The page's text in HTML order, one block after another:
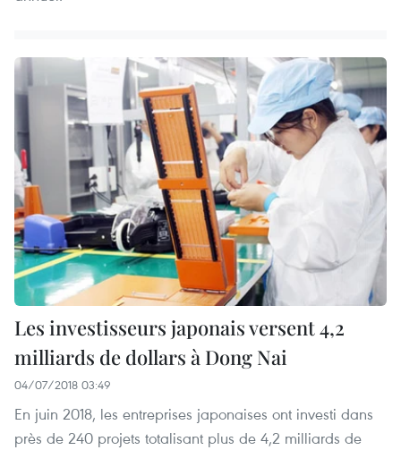
Les investisseurs japonais versent 4,2
milliards de dollars à Dong Nai
04/07/2018 03:49
En juin 2018, les entreprises japonaises ont investi dans
près de 240 projets totalisant plus de 4,2 milliards de